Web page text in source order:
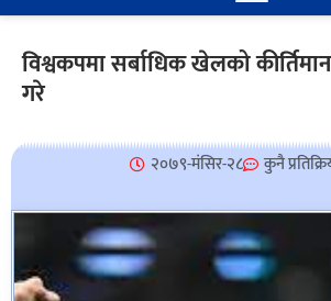
विश्वकपमा सर्बाधिक खेलको
गरे
२०७९-मंसिर-२८ कुनै